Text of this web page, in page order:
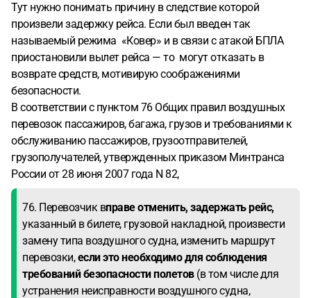
Тут нужно понимать причину в следствие которой
произвели задержку рейса. Если был введен так
называемый режима «Ковер» и в связи с атакой БПЛА
приостановили вылет рейса — то могут отказать в
возврате средств, мотивирую соображениями
безопасности.
В соответствии с пунктом 76 Общих правил воздушных
перевозок пассажиров, багажа, грузов и требованиями к
обслуживанию пассажиров, грузоотправителей,
грузополучателей, утвержденных приказом Минтранса
России от 28 июня 2007 года N 82,
76. Перевозчик вправе отменить, задержать рейс,
указанный в билете, грузовой накладной, произвести
замену типа воздушного судна, изменить маршрут
перевозки,если это необходимо для соблюдения
требований безопасности полетов(в том числе для
устранения неисправности воздушного судна,